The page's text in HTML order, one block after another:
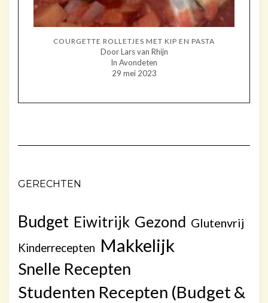
COURGETTE ROLLETJES MET KIP EN PASTA
Door Lars van Rhijn
In Avondeten
29 mei 2023
GERECHTEN
Budget Eiwitrijk Gezond Glutenvrij
Kinderrecepten Makkelijk
Snelle Recepten
Studenten Recepten (Budget &